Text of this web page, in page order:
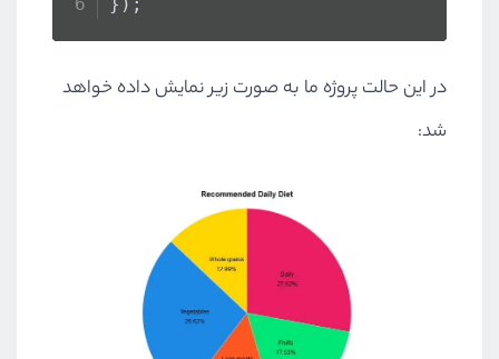
});
در این حالت پروژه ما به صورت زیر نمایش داده خواهد
شد: